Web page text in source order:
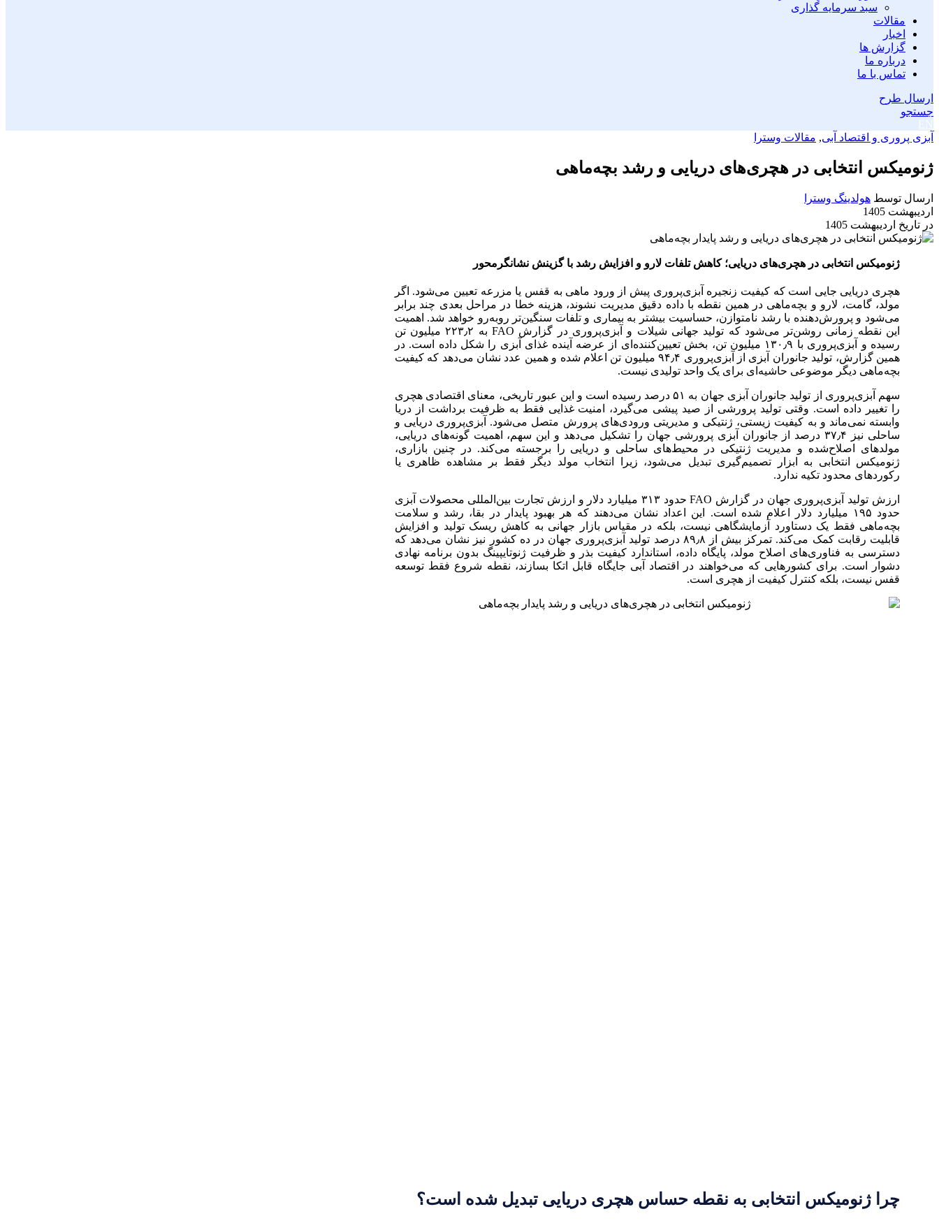
سبد سرمایه گذاری
مقالات
اخبار
گزارش ها
درباره ما
تماس با ما
ارسال طرح
جستجو
EN
آبزی پروری و اقتصاد آبی, مقالات وسترا
ژنومیکس انتخابی در هچری‌های دریایی و رشد بچه‌ماهی
ارسال توسط هولدینگ وسترا
اردیبهشت 1405
در تاریخ اردیبهشت 1405
ژنومیکس انتخابی در هچری‌های دریایی؛ کاهش تلفات لارو و افزایش رشد با گزینش نشانگرمحور
هچری دریایی جایی است که کیفیت زنجیره آبزی‌پروری پیش از ورود ماهی به قفس یا مزرعه تعیین می‌شود. اگر
مولد، گامت، لارو و بچه‌ماهی در همین نقطه با داده دقیق مدیریت نشوند، هزینه خطا در مراحل بعدی چند برابر
می‌شود و پرورش‌دهنده با رشد نامتوازن، حساسیت بیشتر به بیماری و تلفات سنگین‌تر روبه‌رو خواهد شد. اهمیت
این نقطه زمانی روشن‌تر می‌شود که تولید جهانی شیلات و آبزی‌پروری در گزارش FAO به ۲۲۳٫۲ میلیون تن
رسیده و آبزی‌پروری با ۱۳۰٫۹ میلیون تن، بخش تعیین‌کننده‌ای از عرضه آینده غذای آبزی را شکل داده است. در
همین گزارش، تولید جانوران آبزی از آبزی‌پروری ۹۴٫۴ میلیون تن اعلام شده و همین عدد نشان می‌دهد که کیفیت
بچه‌ماهی دیگر موضوعی حاشیه‌ای برای یک واحد تولیدی نیست.
سهم آبزی‌پروری از تولید جانوران آبزی جهان به ۵۱ درصد رسیده است و این عبور تاریخی، معنای اقتصادی هچری
را تغییر داده است. وقتی تولید پرورشی از صید پیشی می‌گیرد، امنیت غذایی فقط به ظرفیت برداشت از دریا
وابسته نمی‌ماند و به کیفیت زیستی، ژنتیکی و مدیریتی ورودی‌های پرورش متصل می‌شود. آبزی‌پروری دریایی و
ساحلی نیز ۳۷٫۴ درصد از جانوران آبزی پرورشی جهان را تشکیل می‌دهد و این سهم، اهمیت گونه‌های دریایی،
مولدهای اصلاح‌شده و مدیریت ژنتیکی در محیط‌های ساحلی و دریایی را برجسته می‌کند. در چنین بازاری،
ژنومیکس انتخابی به ابزار تصمیم‌گیری تبدیل می‌شود، زیرا انتخاب مولد دیگر فقط بر مشاهده ظاهری یا
رکوردهای محدود تکیه ندارد.
ارزش تولید آبزی‌پروری جهان در گزارش FAO حدود ۳۱۳ میلیارد دلار و ارزش تجارت بین‌المللی محصولات آبزی
حدود ۱۹۵ میلیارد دلار اعلام شده است. این اعداد نشان می‌دهند که هر بهبود پایدار در بقا، رشد و سلامت
بچه‌ماهی فقط یک دستاورد آزمایشگاهی نیست، بلکه در مقیاس بازار جهانی به کاهش ریسک تولید و افزایش
قابلیت رقابت کمک می‌کند. تمرکز بیش از ۸۹٫۸ درصد تولید آبزی‌پروری جهان در ده کشور نیز نشان می‌دهد که
دسترسی به فناوری‌های اصلاح مولد، پایگاه داده، استاندارد کیفیت بذر و ظرفیت ژنوتایپینگ بدون برنامه نهادی
دشوار است. برای کشورهایی که می‌خواهند در اقتصاد آبی جایگاه قابل اتکا بسازند، نقطه شروع فقط توسعه
قفس نیست، بلکه کنترل کیفیت از هچری است.
چرا ژنومیکس انتخابی به نقطه حساس هچری دریایی تبدیل شده است؟